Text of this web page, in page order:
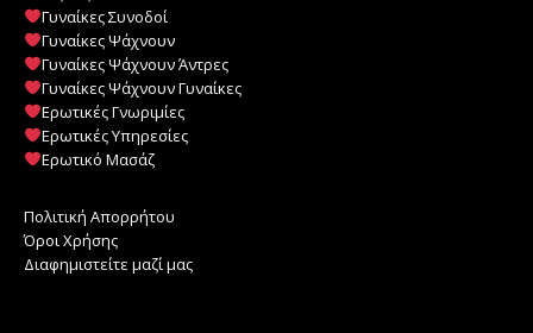
Γυναίκες Συνοδοί
Γυναίκες Ψάχνουν
Γυναίκες Ψάχνουν Άντρες
Γυναίκες Ψάχνουν Γυναίκες
Ερωτικές Γνωριμίες
Ερωτικές Υπηρεσίες
Ερωτικό Μασάζ
Πολιτική Απορρήτου
Όροι Χρήσης
Διαφημιστείτε μαζί μας